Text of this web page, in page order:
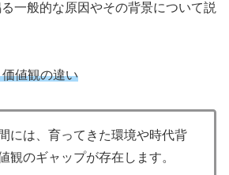
一般的な原因やその背景について説
値観の違い
には、育ってきた環境や時代背
観のギャップが存在します。